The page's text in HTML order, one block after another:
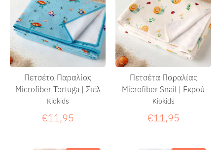
Πετσέτα Παραλίας
Microfiber Tortuga | Σιέλ
Kiokids
€11,95
Πετσέτα Παραλίας
Microfiber Snail | Εκρού
Kiokids
€11,95